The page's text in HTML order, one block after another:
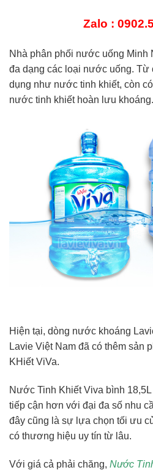
Zalo :
Nhà phân phối nước uống Minh
đa dạng các loại nước uống. Từ
dụng như nước tinh khiết, còn
nước tinh khiết hoàn lưu khoáng.
Hiện tại, dòng nước khoáng
Lavie Việt Nam đã có thêm sản
KHiết ViVa.
Nước Tinh Khiết Viva bình
tiếp cận hơn với đại đa số nhu
đây cũng là sự lựa chọn tối ưu
có thương hiệu uy tín từ lâu.
Với giá cả phải chăng, Nước